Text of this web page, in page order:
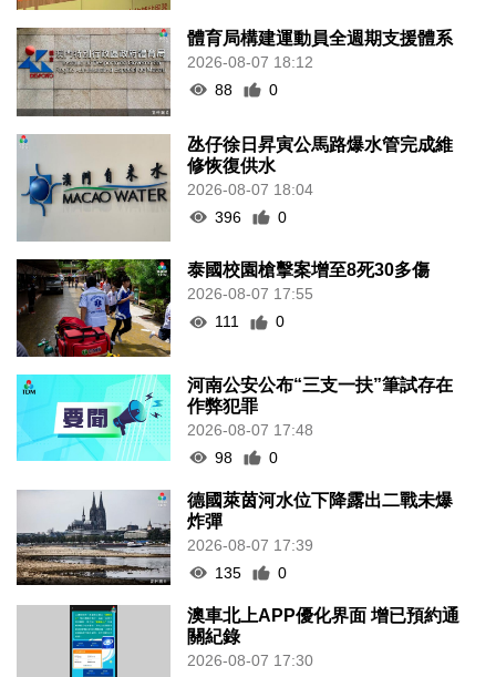
體育局構建運動員全週期支援體系
2026-08-07 18:12
88
0
氹仔徐日昇寅公馬路爆水管完成維
修恢復供水
2026-08-07 18:04
396
0
泰國校園槍擊案增至8死30多傷
2026-08-07 17:55
111
0
河南公安公布“三支一扶”筆試存在
作弊犯罪
2026-08-07 17:48
98
0
德國萊茵河水位下降露出二戰未爆
炸彈
2026-08-07 17:39
135
0
澳車北上APP優化界面 增已預約通
關紀錄
2026-08-07 17:30